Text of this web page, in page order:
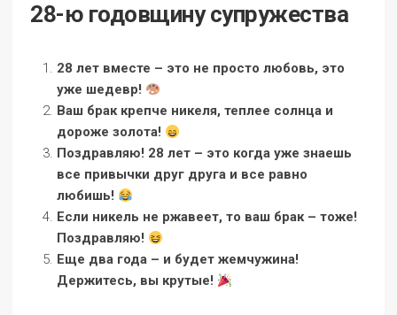
28-ю годовщину супружества
28 лет вместе – это не просто любовь, это
уже шедевр!
Ваш брак крепче никеля, теплее солнца и
дороже золота!
Поздравляю! 28 лет – это когда уже знаешь
все привычки друг друга и все равно
любишь!
Если никель не ржавеет, то ваш брак – тоже!
Поздравляю!
Еще два года – и будет жемчужина!
Держитесь, вы крутые!